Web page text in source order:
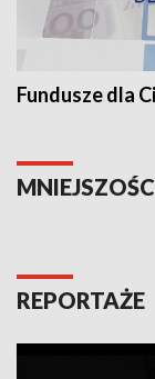
Fundusze dla
REPORTAŻE